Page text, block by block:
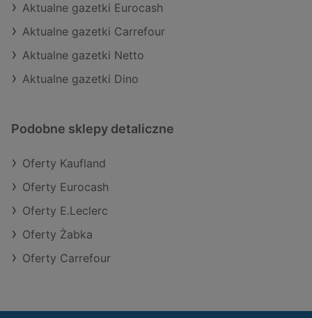
Aktualne gazetki Eurocash
Aktualne gazetki Carrefour
Aktualne gazetki Netto
Aktualne gazetki Dino
Podobne sklepy detaliczne
Oferty Kaufland
Oferty Eurocash
Oferty E.Leclerc
Oferty Żabka
Oferty Carrefour